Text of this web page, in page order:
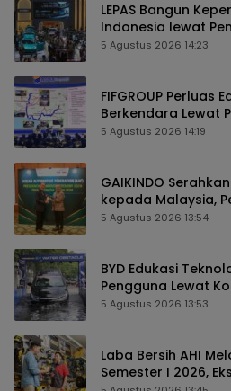
LEPAS Bangun
Indonesia lewat
hingga Layanan
5 Agustus 2026 14:23
FIFGROUP Perluas
Berkendara Lewat
2026
5 Agustus 2026 14:19
GAIKINDO
kepada Malaysia,
Industri Otomotif
5 Agustus 2026 13:54
BYD Edukasi
Pengguna Lewat
GIIAS 2026
5 Agustus 2026 13:53
Laba Bersih AHI
Semester I 2026,